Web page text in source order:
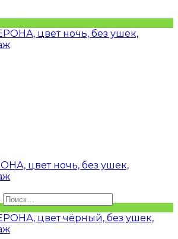
цвет ночь, без ушек,